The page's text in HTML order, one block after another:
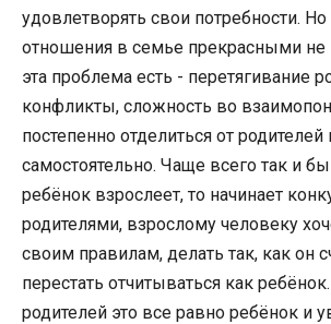
удовлетворять свои потребности. Но
отношения в семье прекрасными не
эта проблема есть - перетягивание
конфликты, сложность во
постепенно отделиться от родителей
самостоятельно. Чаще всего так и
ребёнок взрослеет, то начинает
родителями, взрослому человеку
своим правилам, делать так, как он
перестать отчитываться как
родителей это все равно ребёнок и